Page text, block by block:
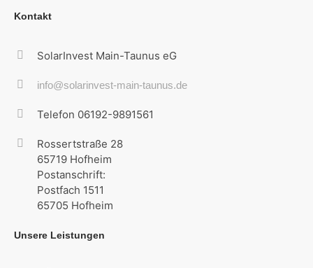
Kontakt
SolarInvest Main-Taunus eG
info@solarinvest-main-taunus.de
Telefon 06192-9891561
Rossertstraße 28
65719 Hofheim
Postanschrift:
Postfach 1511
65705 Hofheim
Unsere Leistungen